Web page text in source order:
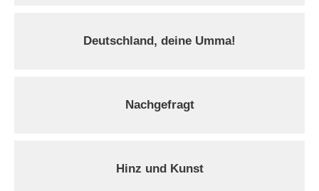
Deutschland, deine Umma!
Nachgefragt
Hinz und Kunst